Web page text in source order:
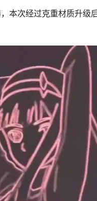
本次经过克重材质升级